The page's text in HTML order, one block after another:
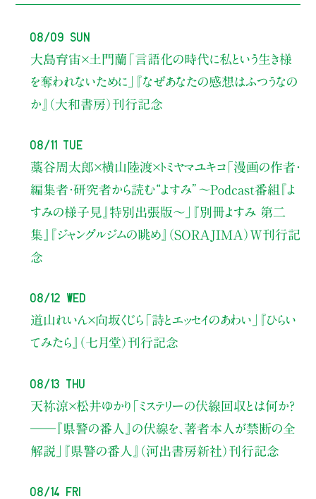
08/09 Sun
大島育宙×土門蘭 「言語化の時代に私という生き様
を奪われないために」
『なぜあなたの感想はふつうなの
か』（大和書房）刊行記念
08/11 Tue
藁谷周太郎×横山陸渡×トミヤマユキコ「漫画の作者・
編集者・研究者から読む“よすみ” 〜Podcast番組『よ
すみの様子見』特別出張版〜」
『別冊よすみ 第二
集』『ジャングルジムの眺め』（SORAJIMA）W刊行記
念
08/12 Wed
道山れいん×向坂くじら 「詩とエッセイのあわい」
『ひらい
てみたら』（七月堂）刊行記念
08/13 Thu
天祢涼×松井ゆかり 「ミステリーの伏線回収とは何か？
――『県警の番人』の伏線を、著者本人が禁断の全
解説」
『県警の番人』（河出書房新社）刊行記念
08/14 Fri